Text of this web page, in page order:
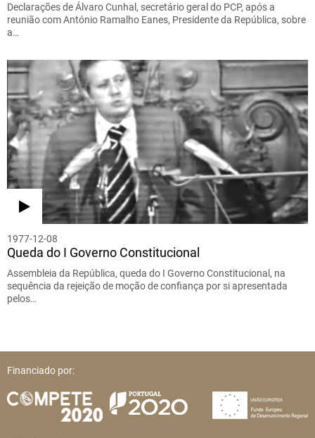
Declarações de Álvaro Cunhal, secretário geral do PCP, após a
reunião com António Ramalho Eanes, Presidente da República, sobre
a…
1977-12-08
Queda do I Governo Constitucional
Assembleia da República, queda do I Governo Constitucional, na
sequência da rejeição de moção de confiança por si apresentada
pelos…
Financiado por: